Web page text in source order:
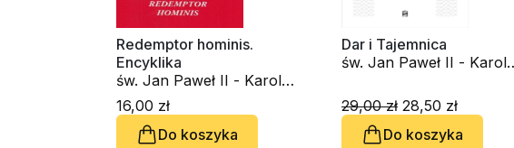
Redemptor hominis.
Encyklika
św. Jan Paweł II - Karol
Wojtyła
16,00 zł
Do koszyka
Dar i Tajemnica
św. Jan Paweł II - Karol
29,00 zł 28,50 zł
Do koszyka